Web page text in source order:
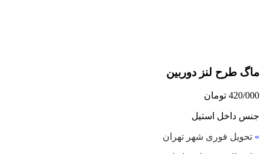
ماگ طرح لنز دوربین
420/000 تومان
جنس داخل استیل
» تحویل فوری شهر تهران